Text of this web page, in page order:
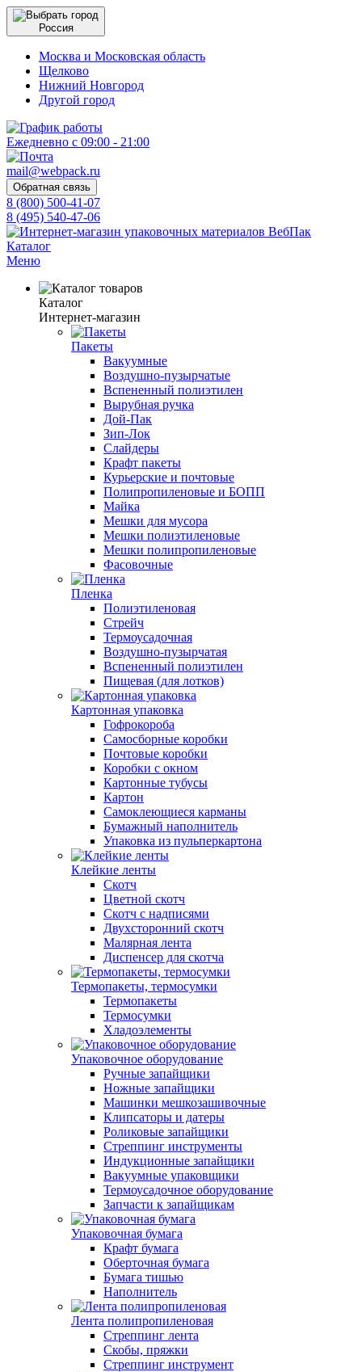
Россия
Москва и Московская область
Щелково
Нижний Новгород
Другой город
Ежедневно с 09:00 - 21:00
mail@webpack.ru
Обратная связь
8 (800) 500-41-07
8 (495) 540-47-06
Каталог
Меню
Каталог
Интернет-магазин
Пакеты
Вакуумные
Воздушно-пузырчатые
Вспененный полиэтилен
Вырубная ручка
Дой-Пак
Зип-Лок
Слайдеры
Крафт пакеты
Курьерские и почтовые
Полипропиленовые и БОПП
Майка
Мешки для мусора
Мешки полиэтиленовые
Мешки полипропиленовые
Фасовочные
Пленка
Полиэтиленовая
Стрейч
Термоусадочная
Воздушно-пузырчатая
Вспененный полиэтилен
Пищевая (для лотков)
Картонная упаковка
Гофрокороба
Самосборные коробки
Почтовые коробки
Коробки с окном
Картонные тубусы
Картон
Самоклеющиеся карманы
Бумажный наполнитель
Упаковка из пульперкартона
Клейкие ленты
Скотч
Цветной скотч
Скотч с надписями
Двухсторонний скотч
Малярная лента
Диспенсер для скотча
Термопакеты, термосумки
Термопакеты
Термосумки
Хладоэлементы
Упаковочное оборудование
Ручные запайщики
Ножные запайщики
Машинки мешкозашивочные
Клипсаторы и датеры
Роликовые запайщики
Стреппинг инструменты
Индукционные запайщики
Вакуумные упаковщики
Термоусадочное оборудование
Запчасти к запайщикам
Упаковочная бумага
Крафт бумага
Оберточная бумага
Бумага тишью
Наполнитель
Лента полипропиленовая
Стреппинг лента
Скобы, пряжки
Стреппинг инструмент